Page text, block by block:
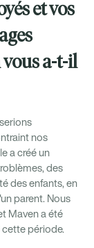
et vos
vous a-t-il
nos
a créé un
des
des enfants, en
parent. Nous
Maven a été
cette période.